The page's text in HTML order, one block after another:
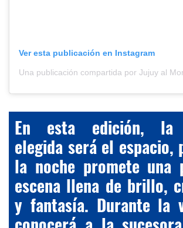
Ver esta publicación en Instagram
En esta edición, la
elegida será el espacio,
la noche promete una
escena llena de brillo,
y fantasía. Durante la